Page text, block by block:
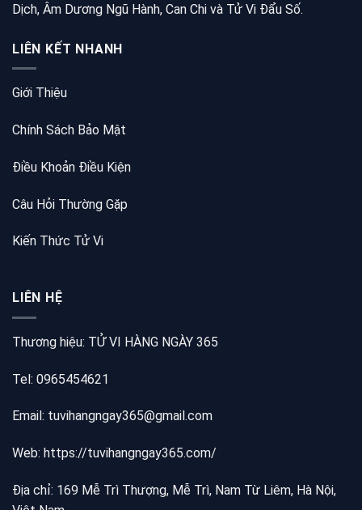
Dịch, Âm Dương Ngũ Hành, Can Chi và Tử Vi Đẩu Số.
LIÊN KẾT NHANH
Giới Thiệu
Chính Sách Bảo Mật
Điều Khoản Điều Kiện
Câu Hỏi Thường Gặp
Kiến Thức Tử Vi
LIÊN HỆ
Thương hiệu: TỬ VI HÀNG NGÀY 365
Tel: 0965454621
Email: tuvihangngay365@gmail.com
Web: https://tuvihangngay365.com/
Địa chỉ: 169 Mễ Trì Thượng, Mễ Trì, Nam Từ Liêm, Hà Nội,